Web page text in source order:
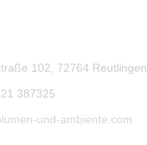
102, 72764 Reutlingen
387325
und-ambiente.com